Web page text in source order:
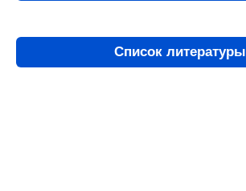
Список литературы